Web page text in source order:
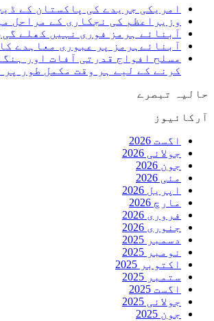
امریکی جریدے کی پاکستان کے
وزیراعظم کی نجکاری کے مراحل
آبنائے ہرمز فوری نہیں کھلے
آبنائےہرمز پر عبوری معاہدے
مسلح افواج قدرتی آفات اور
کرنے کے لیے ہر وقت مکمل طور
حالیہ تبصرے
آرکائیوز
اگست 2026
جولائی 2026
جون 2026
مئی 2026
اپریل 2026
مارچ 2026
فروری 2026
جنوری 2026
دسمبر 2025
نومبر 2025
اکتوبر 2025
ستمبر 2025
اگست 2025
جولائی 2025
جون 2025